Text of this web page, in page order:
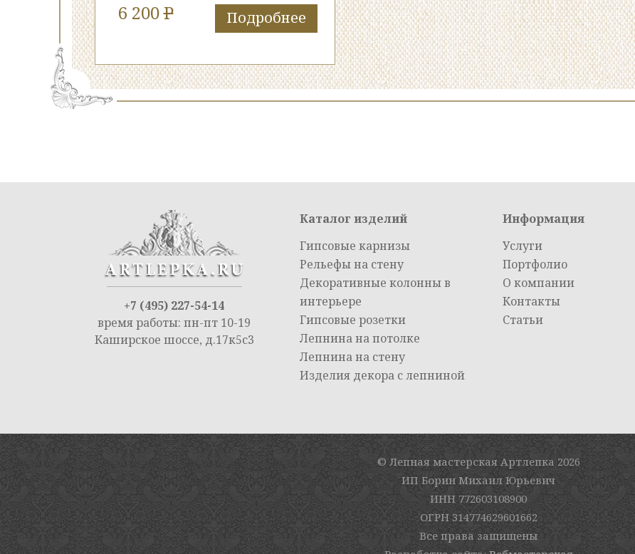
6 200P Подробнее
+7 (495) 227-54-14
время работы: пн-пт 10-19
Каширское шоссе, д.17к5с3
Каталог изделий
Гипсовые карнизы
Рельефы на стену
Декоративные колонны в
интерьере
Гипсовые розетки
Лепнина на потолке
Лепнина на стену
Изделия декора с лепниной
Информация
Услуги
Портфолио
О компании
Контакты
Статьи
© Лепная мастерская Артлепка 2026
ИП Борин Михаил Юрьевич
ИНН 772603108900
ОГРН 314774629601662
Все права защищены